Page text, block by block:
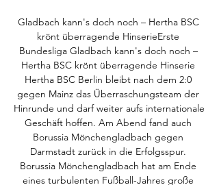
Gladbach kann's doch noch – Hertha BSC
krönt überragende HinserieErste
Bundesliga Gladbach kann's doch noch –
Hertha BSC krönt überragende Hinserie
Hertha BSC Berlin bleibt nach dem 2:0
gegen Mainz das Überraschungsteam der
Hinrunde und darf weiter aufs internationale
Geschäft hoffen. Am Abend fand auch
Borussia Mönchengladbach gegen
Darmstadt zurück in die Erfolgsspur.
Borussia Mönchengladbach hat am Ende
eines turbulenten Fußball-Jahres große